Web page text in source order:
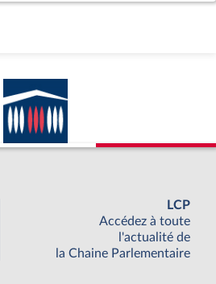
LCP
Accédez à toute
l'actualité de
la Chaine Parlementaire